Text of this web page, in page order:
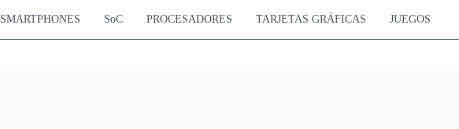
SMARTPHONES SoC PROCESADORES TARJETAS GRÁFICAS JUEGOS